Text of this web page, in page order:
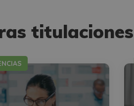
titulaciones